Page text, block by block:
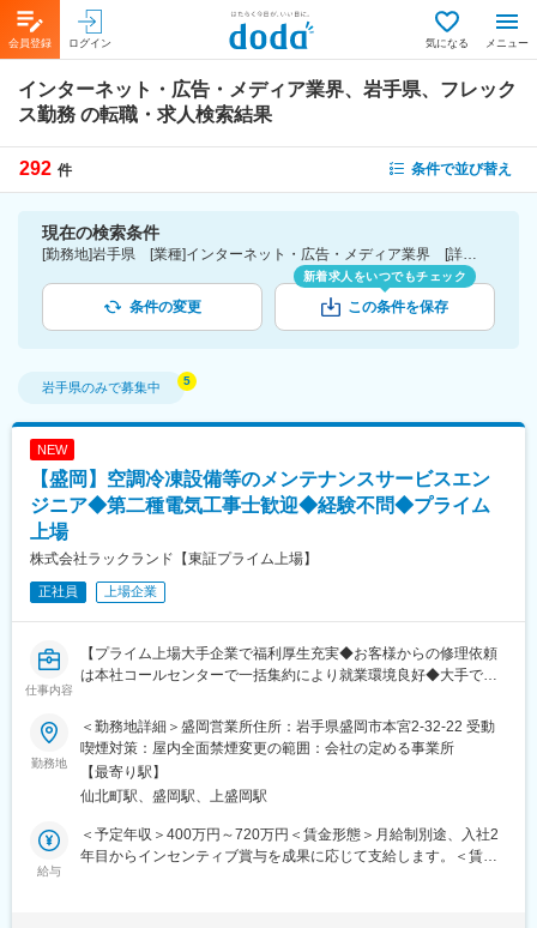
会員登録 ログイン 気になる メニュー
インターネット・広告・メディア業界、岩手県、フレック
ス勤務 の転職・求人検索結果
292 件 条件で並び替え
現在の検索条件
[勤務地]岩手県 [業種]インターネット・広告・メディア業界 [詳細条件](休日・働き方)フレックス勤務
条件の変更
新着求人をいつでもチェック
この条件を保存
岩手県のみで募集中
NEW
【盛岡】空調冷凍設備等のメンテナンスサービスエン
ジニア◆第二種電気工事士歓迎◆経験不問◆プライム
上場
株式会社ラックランド【東証プライム上場】
正社員 上場企業
仕事内容
【プライム上場大手企業で福利厚生充実◆お客様からの修理依頼
は本社コールセンターで一括集約により就業環境良好◆大手で育
待できます】
★商業施設等の建築物や食品工場等の様々な設備（空調・給排
水・電気・冷凍冷蔵・厨房設備等）に携わることが可能で、キャ
リアアップにつながります
★若手への育成環境も整っており、未経験の方でも安心して就業
して頂けます
勤務地
＜勤務地詳細＞盛岡営業所住所：岩手県盛岡市本宮2-32-22 受動
喫煙対策：屋内全面禁煙変更の範囲：会社の定める事業所
【最寄り駅】
仙北町駅、盛岡駅、上盛岡駅
給与
＜予定年収＞400万円～720万円＜賃金形態＞月給制別途、入社2
年目からインセンティブ賞与を成果に応じて支給します。＜賃金